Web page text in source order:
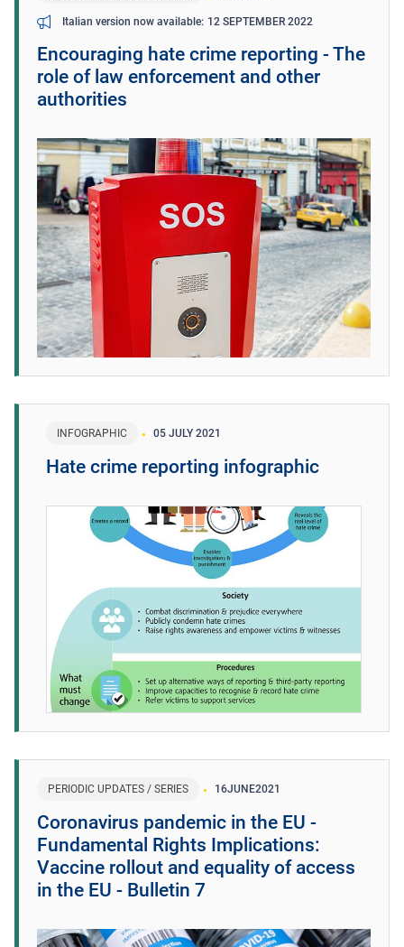
Italian version now available 12 SEPTEMBER 2022
Encouraging hate crime reporting - The
role of law enforcement and other
authorities
INFOGRAPHIC 05 JULY 2021
Hate crime reporting infographic
PERIODIC UPDATES / SERIES 16JUNE2021
Coronavirus pandemic in the EU -
Fundamental Rights Implications:
Vaccine rollout and equality of access
in the EU - Bulletin 7